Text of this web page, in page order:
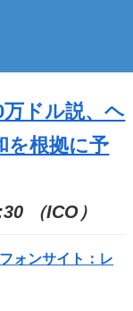
ドル説、ヘ
を根拠に予
（ICO）
ォンサイト：レ